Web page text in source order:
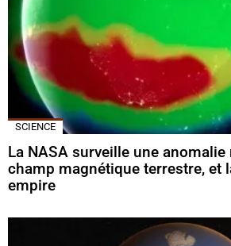
SCIENCE
La NASA surveille une
champ magnétique terrestre, et
empire